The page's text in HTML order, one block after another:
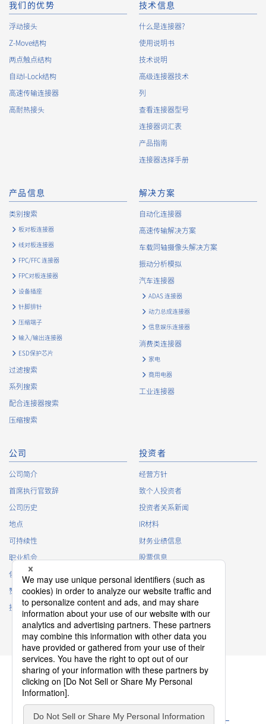
我们的优势
浮动接头
Z-Move结构
两点触点结构
自动I-Lock结构
高速传输连接器
高耐热接头
技术信息
什么是连接器?
使用说明书
技术说明
高级连接器技术
列
查看连接器型号
连接器词汇表
产品指南
连接器选择手册
产品信息
类别搜索
板对板连接器
线对板连接器
FPC/FFC 连接器
FPC对板连接器
设备插座
针脚排针
压缩端子
输入/输出连接器
ESD保护芯片
过滤搜索
系列搜索
配合连接器搜索
压缩搜索
解决方案
自动化连接器
高速传输解决方案
车载同轴摄像头解决方案
振动分析模拟
汽车连接器
ADAS 连接器
动力总成连接器
信息娱乐连接器
消费类连接器
家电
商用电器
工业连接器
公司
公司简介
首席执行官致辞
公司历史
地点
可持续性
职业机会
俱乐部活动
赞助
接触
投资者
经营方针
致个人投资者
投资者关系新闻
IR材料
财务业绩信息
股票信息
IR日历
IR常见问题
IR策略
免责声明
隐私政策 Cookie 政策 ソーシャルメディアポリシー